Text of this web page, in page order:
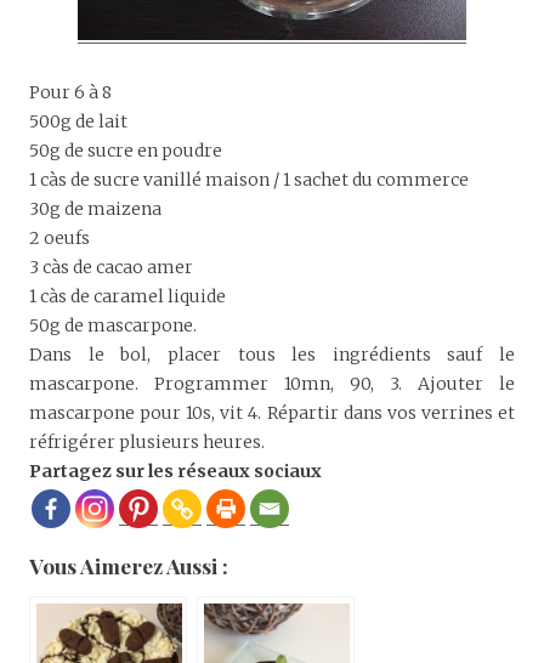
Pour 6 à 8
500g de lait
50g de sucre en poudre
1 càs de sucre vanillé maison / 1 sachet du commerce
30g de maizena
2 oeufs
3 càs de cacao amer
1 càs de caramel liquide
50g de mascarpone.
Dans le bol, placer tous les ingrédients sauf le
mascarpone. Programmer 10mn, 90, 3. Ajouter le
mascarpone pour 10s, vit 4. Répartir dans vos verrines et
réfrigérer plusieurs heures.
Partagez sur les réseaux sociaux
Vous Aimerez Aussi :